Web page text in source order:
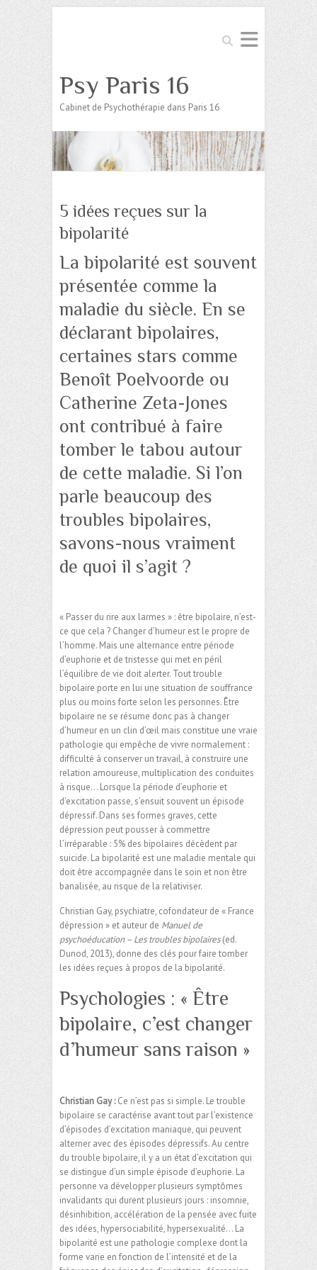
Search
Psy Paris 16
Cabinet de Psychothérapie dans Paris 16
5 idées reçues sur la
bipolarité
La bipolarité est souvent
présentée comme la
maladie du siècle. En se
déclarant bipolaires,
certaines stars comme
Benoît Poelvoorde ou
Catherine Zeta-Jones
ont contribué à faire
tomber le tabou autour
de cette maladie. Si l’on
parle beaucoup des
troubles bipolaires,
savons-nous vraiment
de quoi il s’agit ?
« Passer du rire aux larmes » : être bipolaire, n’est-
ce que cela ? Changer d’humeur est le propre de
l’homme. Mais une alternance entre période
d’euphorie et de tristesse qui met en péril
l’équilibre de vie doit alerter. Tout trouble
bipolaire porte en lui une situation de souffrance
plus ou moins forte selon les personnes. Être
bipolaire ne se résume donc pas à changer
d’humeur en un clin d’œil mais constitue une vraie
pathologie qui empêche de vivre normalement :
difficulté à conserver un travail, à construire une
relation amoureuse, multiplication des conduites
à risque… Lorsque la période d’euphorie et
d’excitation passe, s’ensuit souvent un épisode
dépressif. Dans ses formes graves, cette
dépression peut pousser à commettre
l’irréparable : 5% des bipolaires décèdent par
suicide. La bipolarité est une maladie mentale qui
doit être accompagnée dans le soin et non être
banalisée, au risque de la relativiser.
Christian Gay, psychiatre, cofondateur de « France
dépression » et auteur de Manuel de
psychoéducation – Les troubles bipolaires(ed.
Dunod, 2013), donne des clés pour faire tomber
les idées reçues à propos de la bipolarité.
Psychologies : « Être
bipolaire, c’est changer
d’humeur sans raison »
Christian Gay :Ce n’est pas si simple. Le trouble
bipolaire se caractérise avant tout par l’existence
d’épisodes d’excitation maniaque, qui peuvent
alterner avec des épisodes dépressifs. Au centre
du trouble bipolaire, il y a un état d’excitation qui
se distingue d’un simple épisode d’euphorie. La
personne va développer plusieurs symptômes
invalidants qui durent plusieurs jours : insomnie,
désinhibition, accélération de la pensée avec fuite
des idées, hypersociabilité, hypersexualité… La
bipolarité est une pathologie complexe dont la
forme varie en fonction de l’intensité et de la